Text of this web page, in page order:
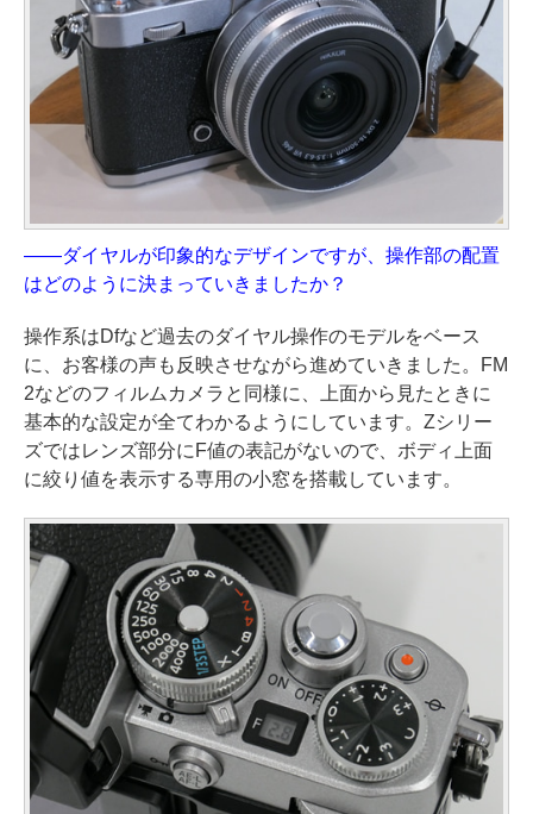
——ダイヤルが印象的なデザインですが、操作部の配置
はどのように決まっていきましたか？
操作系はDfなど過去のダイヤル操作のモデルをベース
に、お客様の声も反映させながら進めていきました。FM
2などのフィルムカメラと同様に、上面から見たときに
基本的な設定が全てわかるようにしています。Zシリー
ズではレンズ部分にF値の表記がないので、ボディ上面
に絞り値を表示する専用の小窓を搭載しています。